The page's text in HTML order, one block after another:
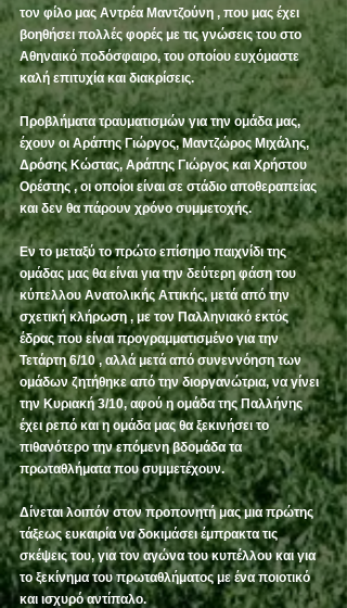
τον φίλο μας Αντρέα Μαντζούνη , που μας έχει
βοηθήσει πολλές φορές με τις γνώσεις του στο
Αθηναικό ποδόσφαιρο, του οποίου ευχόμαστε
καλή επιτυχία και διακρίσεις.
Προβλήματα τραυματισμών για την ομάδα μας,
έχουν οι Αράπης Γιώργος, Μαντζώρος Μιχάλης,
Δρόσης Κώστας, Αράπης Γιώργος και Χρήστου
Ορέστης , οι οποίοι είναι σε στάδιο αποθεραπείας
και δεν θα πάρουν χρόνο συμμετοχής.
Εν το μεταξύ το πρώτο επίσημο παιχνίδι της
ομάδας μας θα είναι για την δεύτερη φάση του
κύπελλου Ανατολικής Αττικής, μετά από την
σχετική κλήρωση , με τον Παλληνιακό εκτός
έδρας που είναι προγραμματισμένο για την
Τετάρτη 6/10 , αλλά μετά από συνεννόηση των
ομάδων ζητήθηκε από την διοργανώτρια, να γίνει
την Κυριακή 3/10, αφού η ομάδα της Παλλήνης
έχει ρεπό και η ομάδα μας θα ξεκινήσει το
πιθανότερο την επόμενη βδομάδα τα
πρωταθλήματα που συμμετέχουν.
Δίνεται λοιπόν στον προπονητή μας μια πρώτης
τάξεως ευκαιρία να δοκιμάσει έμπρακτα τις
σκέψεις του, για τον αγώνα του κυπέλλου και για
το ξεκίνημα του πρωταθλήματος με ένα ποιοτικό
και ισχυρό αντίπαλο.